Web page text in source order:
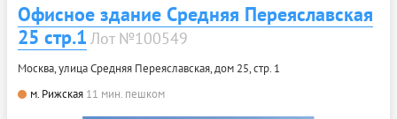
Офисное здание Средняя Переяславская
25 стр.1 Лот №100549
Москва, улица Средняя Переяславская, дом 25, стр. 1
м. Рижская 11 мин. пешком